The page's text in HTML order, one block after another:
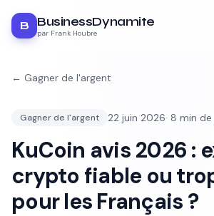
B BusinessDynamite
par Frank Houbre
← Gagner de l'argent
Gagner de l'argent 22 juin 2026· 8 min
KuCoin avis 2026 :
crypto fiable ou
pour les Français ?